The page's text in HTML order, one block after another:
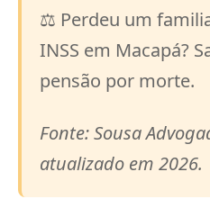
⚖️ Perdeu um
INSS em Macapá?
pensão por morte.
Fonte: Sousa
atualizado em 2026.